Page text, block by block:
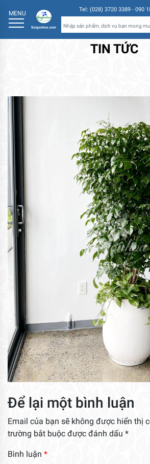
MENU Tel: (028) 3720 3389 - 090
TIN TỨC
Để lại một bình luận
Email của bạn sẽ không được hiển thị
trường bắt buộc được đánh dấu *
Bình luận *